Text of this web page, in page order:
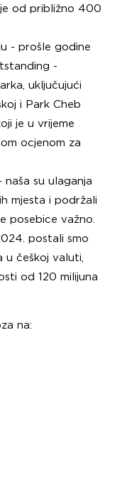
od približno 400
- prošle godine
-
uključujući
i Park Cheb
je u vrijeme
ocjenom za
naša su ulaganja
mjesta i podržali
posebice važno.
postali smo
u češkoj valuti,
od 120 milijuna
na: